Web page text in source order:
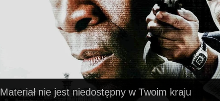
Materiał nie jest niedostępny w Twoim kraju